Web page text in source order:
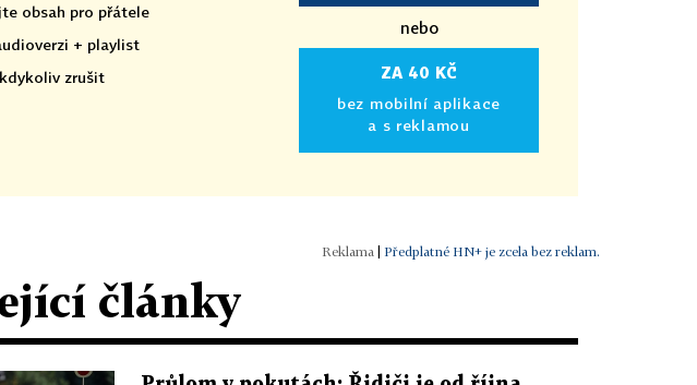
obsah pro přátele
+ playlist
zrušit
nebo
ZA 40 KČ
bez mobilní aplikace
a s reklamou
| Předplatné HN+ je zcela bez reklam.
články